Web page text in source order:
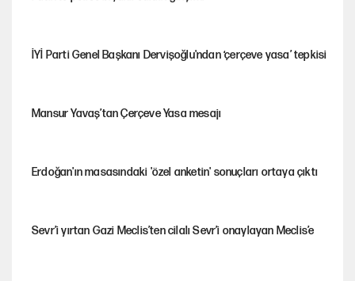
İYİ Parti Genel Başkanı Dervişoğlu'ndan ‘çerçeve yasa’ tepkisi
Mansur Yavaş’tan Çerçeve Yasa mesajı
Erdoğan'ın masasındaki 'özel anketin' sonuçları ortaya çıktı
Sevr’i yırtan Gazi Meclis’ten cilalı Sevr’i onaylayan Meclis’e